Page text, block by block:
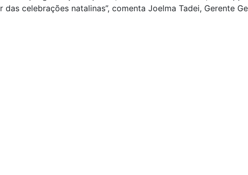
celebrações natalinas”, comenta Joelma Tadei, Gerente